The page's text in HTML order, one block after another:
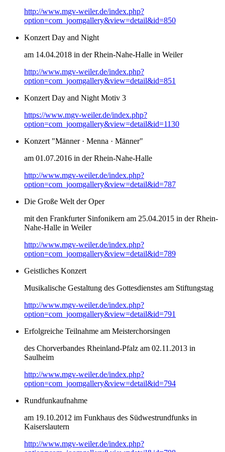
http://www.mgv-weiler.de/index.php?
option=com_joomgallery&view=detail&id=850
Konzert Day and Night
am 14.04.2018 in der Rhein-Nahe-Halle in Weiler
http://www.mgv-weiler.de/index.php?
option=com_joomgallery&view=detail&id=851
Konzert Day and Night Motiv 3
https://www.mgv-weiler.de/index.php?
option=com_joomgallery&view=detail&id=1130
Konzert "Männer · Menna · Männer"
am 01.07.2016 in der Rhein-Nahe-Halle
http://www.mgv-weiler.de/index.php?
option=com_joomgallery&view=detail&id=787
Die Große Welt der Oper
mit den Frankfurter Sinfonikern am 25.04.2015 in der Rhein-
Nahe-Halle in Weiler
http://www.mgv-weiler.de/index.php?
option=com_joomgallery&view=detail&id=789
Geistliches Konzert
Musikalische Gestaltung des Gottesdienstes am Stiftungstag
http://www.mgv-weiler.de/index.php?
option=com_joomgallery&view=detail&id=791
Erfolgreiche Teilnahme am Meisterchorsingen
des Chorverbandes Rheinland-Pfalz am 02.11.2013 in
Saulheim
http://www.mgv-weiler.de/index.php?
option=com_joomgallery&view=detail&id=794
Rundfunkaufnahme
am 19.10.2012 im Funkhaus des Südwestrundfunks in
Kaiserslautern
http://www.mgv-weiler.de/index.php?